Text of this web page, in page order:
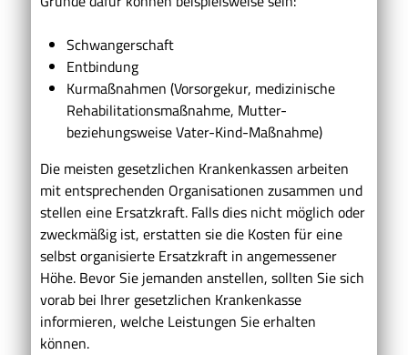
Schwangerschaft
Entbindung
Kurmaßnahmen (Vorsorgekur, medizinische
Rehabilitationsmaßnahme, Mutter-
beziehungsweise Vater-Kind-Maßnahme)
Die meisten gesetzlichen Krankenkassen arbeiten
mit entsprechenden Organisationen zusammen und
stellen eine Ersatzkraft. Falls dies nicht möglich oder
zweckmäßig ist, erstatten sie die Kosten für eine
selbst organisierte Ersatzkraft in angemessener
Höhe. Bevor Sie jemanden anstellen, sollten Sie sich
vorab bei Ihrer gesetzlichen Krankenkasse
informieren, welche Leistungen Sie erhalten
können.